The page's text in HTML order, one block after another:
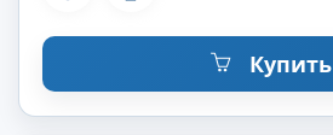
Купить